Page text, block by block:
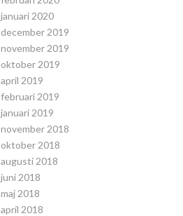
januari 2020
december 2019
november 2019
oktober 2019
april 2019
februari 2019
januari 2019
november 2018
oktober 2018
augusti 2018
juni 2018
maj 2018
april 2018